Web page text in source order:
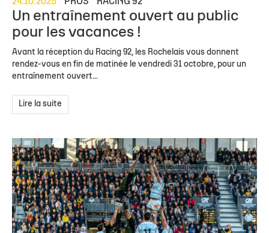
24.10.2025 PROS RACING 92
Un entraînement ouvert au public
pour les vacances !
Avant la réception du Racing 92, les Rochelais vous donnent
rendez-vous en fin de matinée le vendredi 31 octobre, pour un
entraînement ouvert...
Lire la suite